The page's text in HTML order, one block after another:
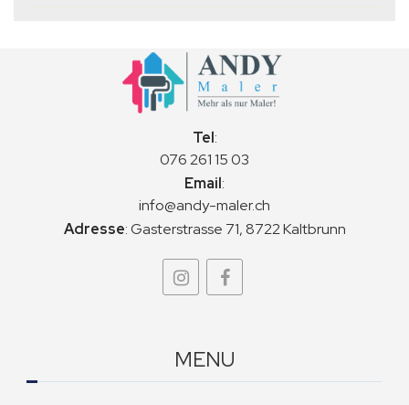
Tel:
076 261 15 03
Email:
info@andy-maler.ch
Adresse:Gasterstrasse 71, 8722 Kaltbrunn
MENU